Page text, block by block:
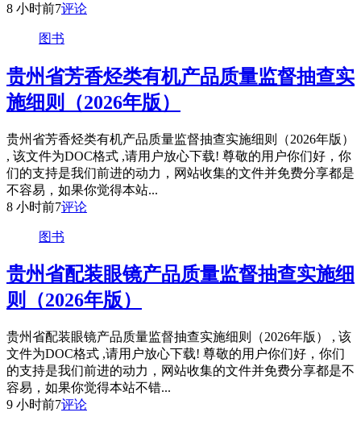
8 小时前7评论
图书
贵州省芳香烃类有机产品质量监督抽查实
施细则（2026年版）
贵州省芳香烃类有机产品质量监督抽查实施细则（2026年版）
, 该文件为DOC格式 ,请用户放心下载! 尊敬的用户你们好，你
们的支持是我们前进的动力，网站收集的文件并免费分享都是
不容易，如果你觉得本站...
8 小时前7评论
图书
贵州省配装眼镜产品质量监督抽查实施细
则（2026年版）
贵州省配装眼镜产品质量监督抽查实施细则（2026年版） , 该
文件为DOC格式 ,请用户放心下载! 尊敬的用户你们好，你们
的支持是我们前进的动力，网站收集的文件并免费分享都是不
容易，如果你觉得本站不错...
9 小时前7评论